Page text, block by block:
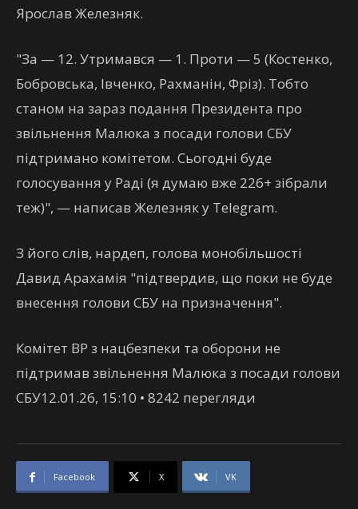
Ярослав Железняк.
"За — 12. Утримався — 1. Проти — 5 (Костенко,
Бобровська, Івченко, Рахманін, Фріз). Тобто
станом на зараз подання Президента про
звільнення Малюка з посади голови СБУ
підтримано комітетом. Сьогодні буде
голосування у Раді (я думаю вже 226+ зібрали
теж)", — написав Железняк у Telegram.
З його слів, нардеп, голова монобільшості
Давид Арахамія "підтвердив, що поки не буде
внесення голови СБУ на призначення".
Комітет ВР з нацбезпеки та оборони не
підтримав звільнення Малюка з посади голови
СБУ12.01.26, 15:10 • 8242 перегляди
Facebook X VK